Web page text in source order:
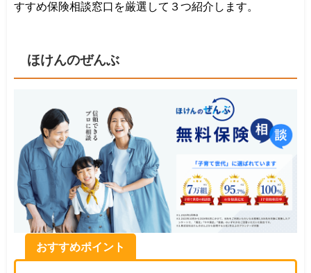
すすめ保険相談窓口を厳選して３つ紹介します。
ほけんのぜんぶ
おすすめポイント